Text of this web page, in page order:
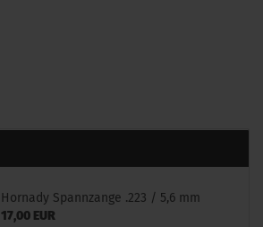
Hornady Spannzange .223 / 5,6 mm
17,00 EUR